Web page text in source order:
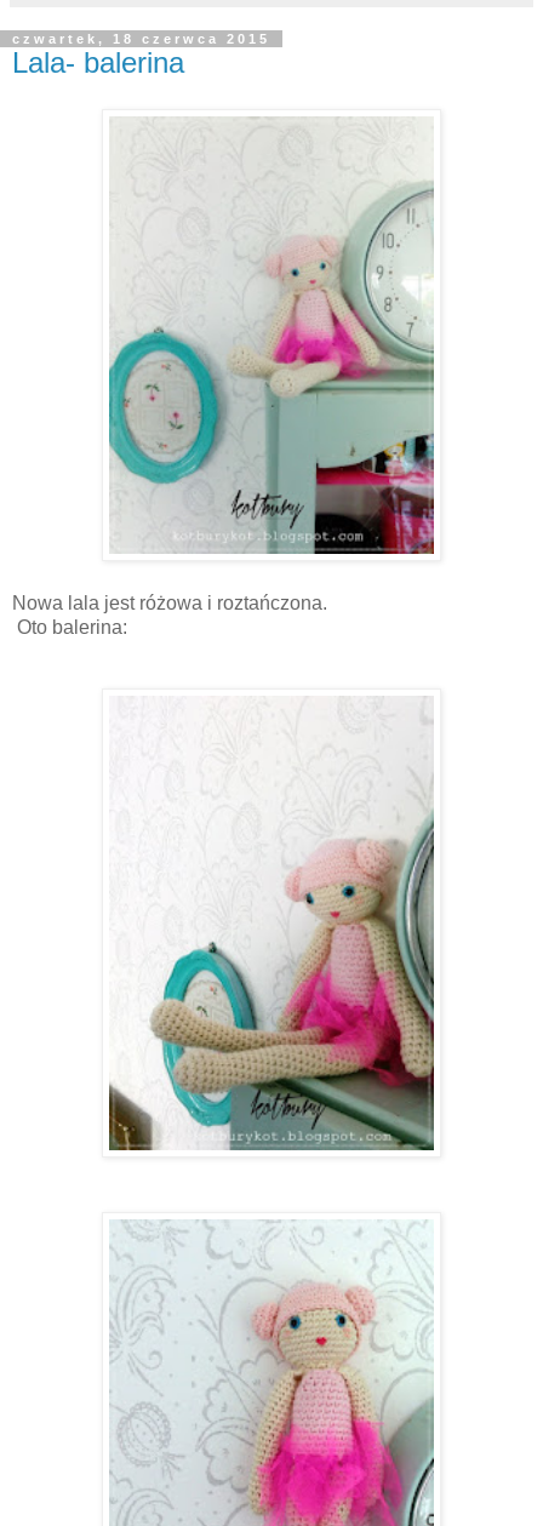
czwartek, 18 czerwca 2015
Lala- balerina
Nowa lala jest różowa i roztańczona.
Oto balerina: